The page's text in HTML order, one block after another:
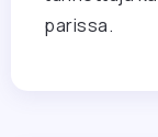
parissa.